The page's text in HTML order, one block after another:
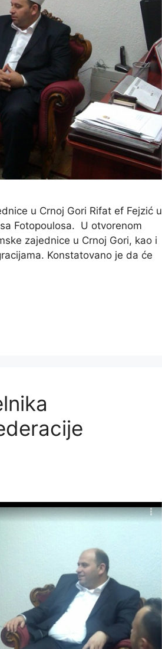
u Crnoj Gori Rifat ef Fejzić u
Fotopoulosa. U otvorenom
zajednice u Crnoj Gori, kao i
Konstatovano je da će